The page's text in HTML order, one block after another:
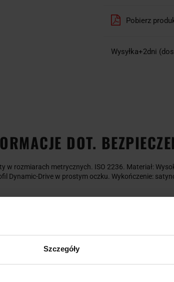
Szczegóły
Pobierz
Wysyłka+2dni
DOT.
w rozmiarach metrycznych. ISO 2236. Materiał:
Dynamic-Drive w prostym oczku. Wykończenie: